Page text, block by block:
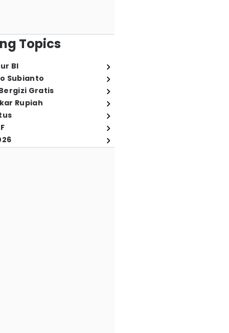
Topics
BI
Subianto
Gratis
Rupiah